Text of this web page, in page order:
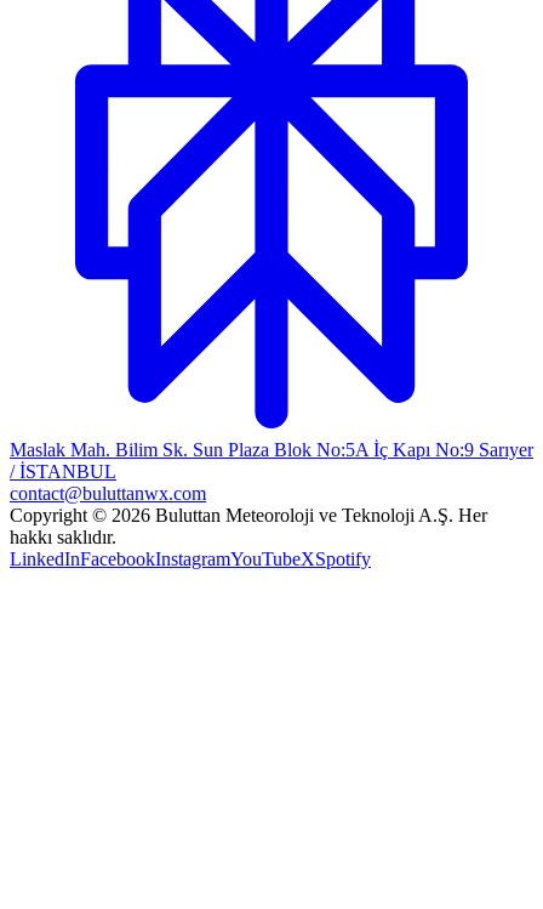
Maslak Mah. Bilim Sk. Sun Plaza Blok No:5A İç Kapı No:9 Sarıyer
/ İSTANBUL
contact@buluttanwx.com
Copyright © 2026 Buluttan Meteoroloji ve Teknoloji A.Ş. Her
hakkı saklıdır.
LinkedInFacebookInstagramYouTubeXSpotify